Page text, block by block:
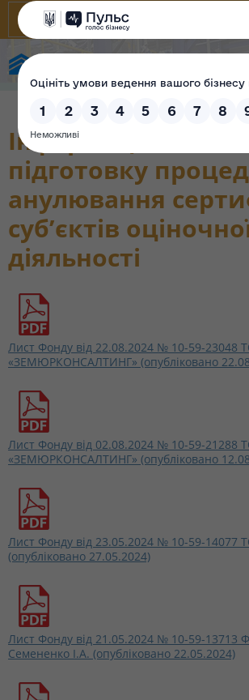
Інформаційні
підготовку
анулювання
суб’єктів
діяльності
Лист Фонду від 22.08.2024 № 10-59-23048
«ЗЕМЮРКОНСАЛТИНГ» (опубліковано
Лист Фонду від 02.08.2024 № 10-59-21288
«ЗЕМЮРКОНСАЛТИНГ» (опубліковано
Лист Фонду від 23.05.2024 № 10-59-14077
(опубліковано 27.05.2024)
Лист Фонду від 21.05.2024 № 10-59-13713
Семененко І.А. (опубліковано 22.05.2024)